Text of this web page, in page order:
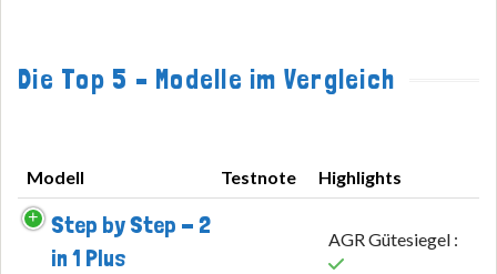
Die Top 5 – Modelle im Vergleich
Modell Testnote
Highlights
Modell
Step by Step - 2
in 1 Plus
AGR Gütesiegel :